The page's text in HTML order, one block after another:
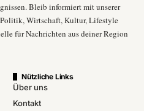
Bleib informiert mit unserer
Wirtschaft, Kultur, Lifestyle
für Nachrichten aus deiner Region
Nützliche Links
Über uns
Kontakt